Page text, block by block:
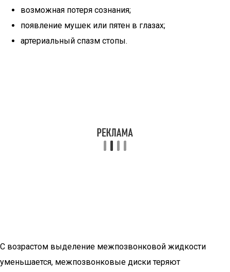
возможная потеря сознания;
появление мушек или пятен в глазах;
артериальный спазм стопы.
С возрастом выделение межпозвонковой жидкости
уменьшается, межпозвонковые диски теряют